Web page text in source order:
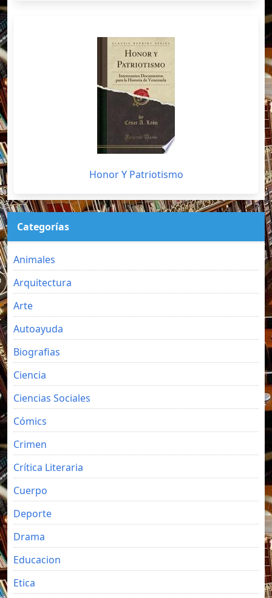
Honor Y Patriotismo
Categorías
Animales
Arquitectura
Arte
Autoayuda
Biografias
Ciencia
Ciencias Sociales
Cómics
Crimen
Crítica Literaria
Cuerpo
Deporte
Drama
Educacion
Etica